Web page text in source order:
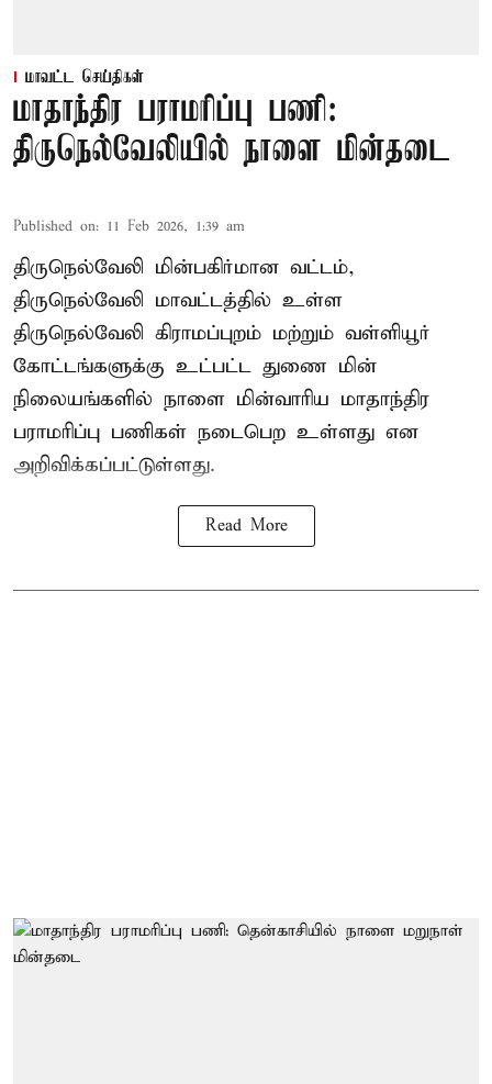
மாவட்ட செய்திகள்
மாதாந்திர பராமரிப்பு பணி:
திருநெல்வேலியில் நாளை மின்தடை
Published on: 11 Feb 2026, 1:39 am
திருநெல்வேலி மின்பகிர்மான வட்டம்,
திருநெல்வேலி மாவட்டத்தில் உள்ள
திருநெல்வேலி கிராமப்புறம் மற்றும் வள்ளியூர்
கோட்டங்களுக்கு உட்பட்ட துணை மின்
நிலையங்களில் நாளை மின்வாரிய மாதாந்திர
பராமரிப்பு பணிகள் நடைபெற உள்ளது என
அறிவிக்கப்பட்டுள்ளது.
Read More